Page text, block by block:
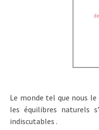
Le monde tel que nous
les équilibres naturels
indiscutables .